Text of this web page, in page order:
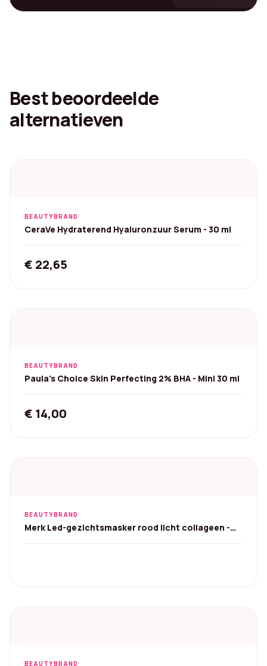
Best beoordeelde
alternatieven
BEAUTYBRAND
CeraVe Hydraterend Hyaluronzuur Serum - 30 ml
€ 22,65
BEAUTYBRAND
Paula's Choice Skin Perfecting 2% BHA - Mini 30 ml
€ 14,00
BEAUTYBRAND
Merk Led-gezichtsmasker rood licht collageen -
BEAUTYBRAND